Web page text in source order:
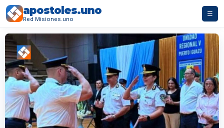
apostoles.uno
Red Misiones.uno
☰